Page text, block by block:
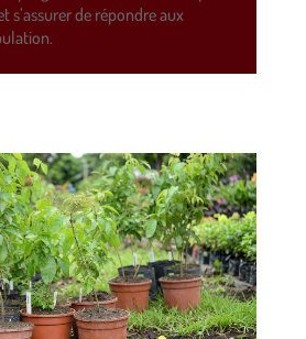
s’assurer de répondre aux